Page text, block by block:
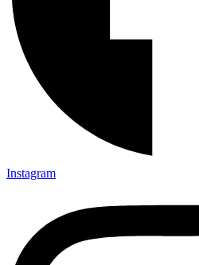
Instagram